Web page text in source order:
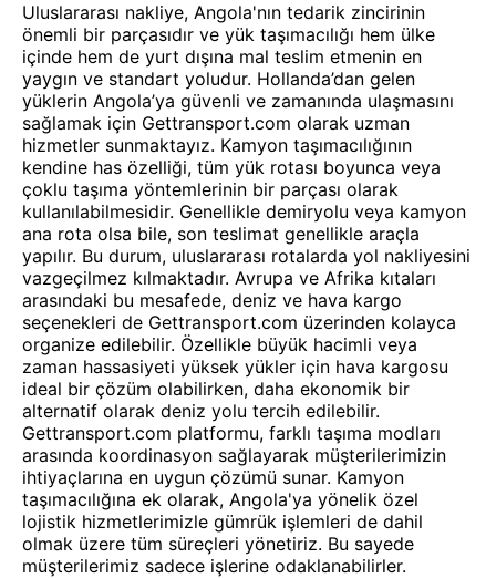
Uluslararası nakliye, Angola'nın tedarik zincirinin
önemli bir parçasıdır ve yük taşımacılığı hem ülke
içinde hem de yurt dışına mal teslim etmenin en
yaygın ve standart yoludur. Hollanda’dan gelen
yüklerin Angola’ya güvenli ve zamanında ulaşmasını
sağlamak için Gettransport.com olarak uzman
hizmetler sunmaktayız. Kamyon taşımacılığının
kendine has özelliği, tüm yük rotası boyunca veya
çoklu taşıma yöntemlerinin bir parçası olarak
kullanılabilmesidir. Genellikle demiryolu veya kamyon
ana rota olsa bile, son teslimat genellikle araçla
yapılır. Bu durum, uluslararası rotalarda yol nakliyesini
vazgeçilmez kılmaktadır. Avrupa ve Afrika kıtaları
arasındaki bu mesafede, deniz ve hava kargo
seçenekleri de Gettransport.com üzerinden kolayca
organize edilebilir. Özellikle büyük hacimli veya
zaman hassasiyeti yüksek yükler için hava kargosu
ideal bir çözüm olabilirken, daha ekonomik bir
alternatif olarak deniz yolu tercih edilebilir.
Gettransport.com platformu, farklı taşıma modları
arasında koordinasyon sağlayarak müşterilerimizin
ihtiyaçlarına en uygun çözümü sunar. Kamyon
taşımacılığına ek olarak, Angola'ya yönelik özel
lojistik hizmetlerimizle gümrük işlemleri de dahil
olmak üzere tüm süreçleri yönetiriz. Bu sayede
müşterilerimiz sadece işlerine odaklanabilirler.